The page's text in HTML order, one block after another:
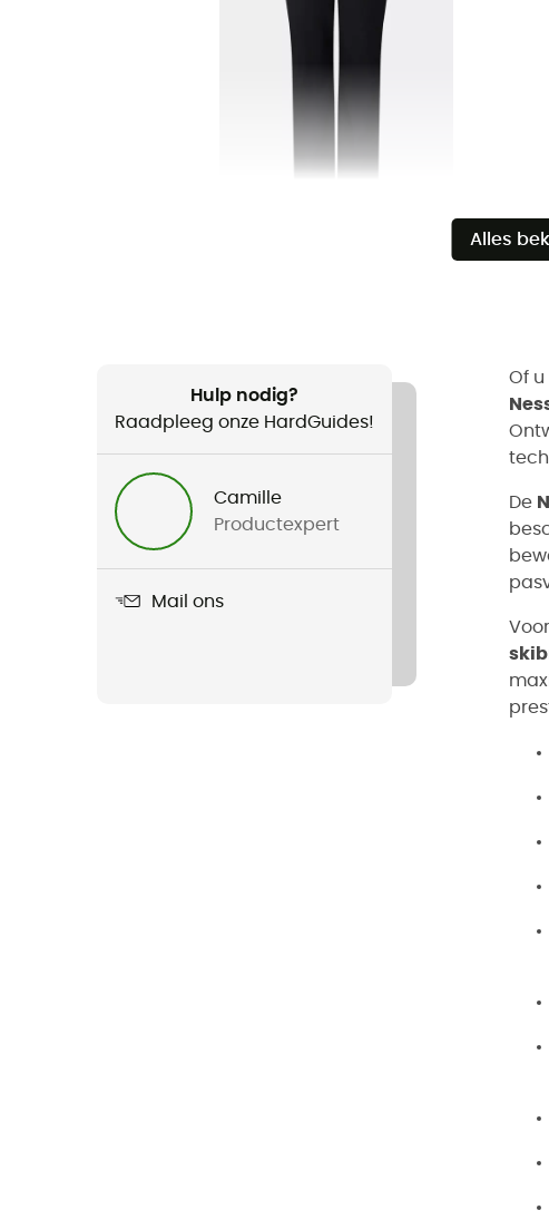
Alles
Hulp nodig?
Raadpleeg onze HardGuides!
Camille
Productexpert
Mail ons
Of
De